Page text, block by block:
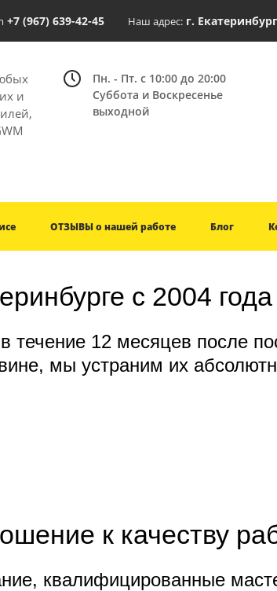
+7 (967) 639-42-45 Наш адрес: г.
и
Пн. - Пт. с 10:00 до 20:00
Суббота и Воскресенье
выходной
ОТЗЫВЫ о нашей работе Блог
с 2004 года​
течение 12 месяцев после
мы устраним их
к качеству
квалифицированные